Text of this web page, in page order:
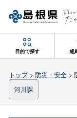
目的で探す 組
トップ> 防災・安全>
河川課